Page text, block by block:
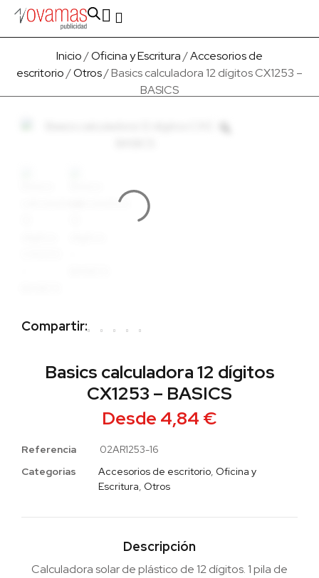
Inicio/Oficina y Escritura/Accesorios de
escritorio/Otros/ Basics calculadora 12 dígitos CX1253 –
BASICS
Basics calculadora 12 dígitos
CX1253 – BASICS
Desde 4,84 €
Referencia
02AR1253-16
Categorias
Accesorios de escritorio, Oficina y
Escritura, Otros
Descripción
Calculadora solar de plástico de 12 dígitos. 1 pila de
Compartir: